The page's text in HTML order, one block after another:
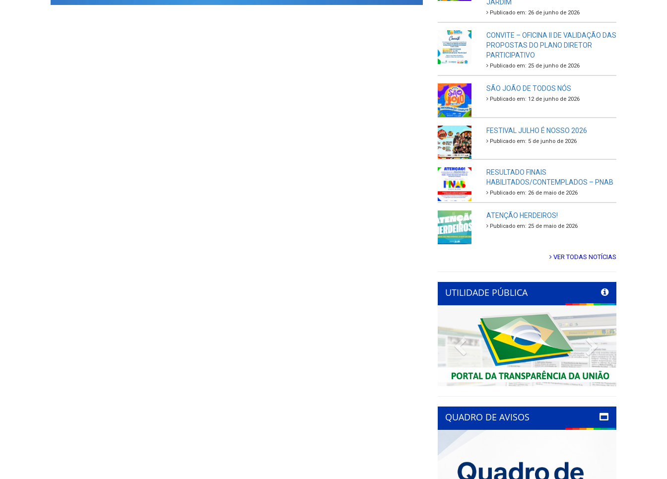
JARDIM
Publicado em: 26 de junho de 2026
CONVITE – OFICINA II DE VALIDAÇÃO DAS
PROPOSTAS DO PLANO DIRETOR
PARTICIPATIVO
Publicado em: 25 de junho de 2026
SÃO JOÃO DE TODOS NÓS
Publicado em: 12 de junho de 2026
FESTIVAL JULHO É NOSSO 2026
Publicado em: 5 de junho de 2026
RESULTADO FINAIS
HABILITADOS/CONTEMPLADOS – PNAB
Publicado em: 26 de maio de 2026
ATENÇÃO HERDEIROS!
Publicado em: 25 de maio de 2026
VER TODAS NOTÍCIAS
UTILIDADE PÚBLICA
Previous Next
QUADRO DE AVISOS